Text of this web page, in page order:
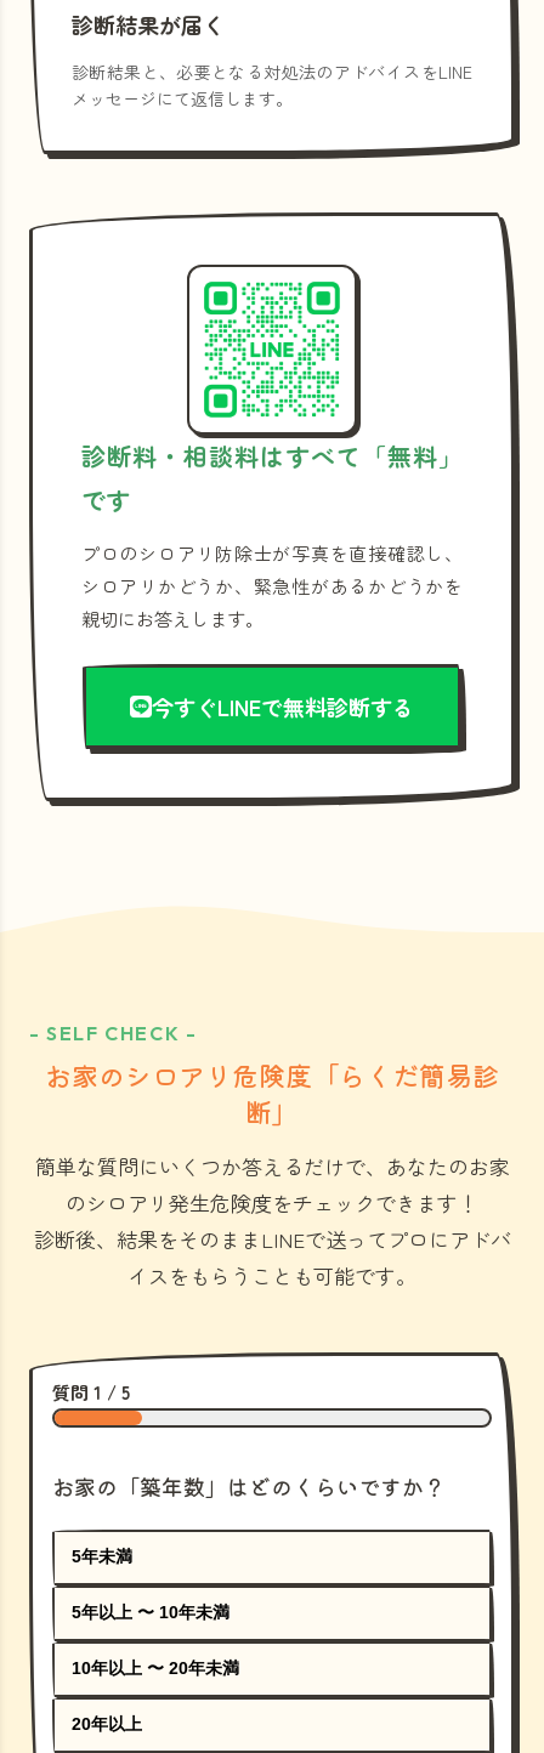
診断結果が届く
診断結果と、必要となる対処法のアドバイスをLINE
メッセージにて返信します。
診断料・相談料はすべて「無料」
です
プロのシロアリ防除士が写真を直接確認し、
シロアリかどうか、緊急性があるかどうかを
親切にお答えします。
今すぐLINEで無料診断する
- SELF CHECK -
お家のシロアリ危険度「らくだ簡易診
断」
簡単な質問にいくつか答えるだけで、あなたのお家
のシロアリ発生危険度をチェックできます！
診断後、結果をそのままLINEで送ってプロにアドバ
イスをもらうことも可能です。
質問 1 / 5
お家の「築年数」はどのくらいですか？
5年未満
5年以上 〜 10年未満
10年以上 〜 20年未満
20年以上